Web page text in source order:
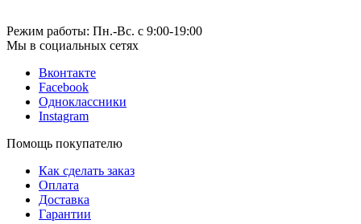
Режим работы: Пн.-Вс. с 9:00-19:00
Мы в социальных сетях
Вконтакте
Facebook
Одноклассники
Instagram
Помощь покупателю
Как сделать заказ
Оплата
Доставка
Гарантии